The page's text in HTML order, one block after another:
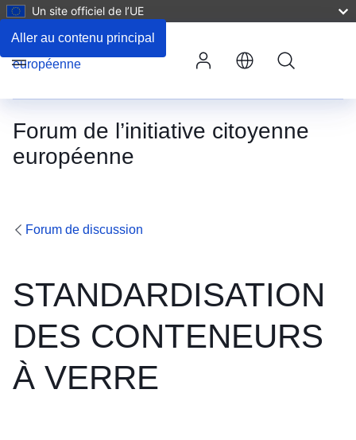
Aller au contenu principal
Un site officiel de l’UE
Forum de l’initiative citoyenne
européenne
Menu
Forum de discussion
STANDARDISATION
DES CONTENEURS
À VERRE